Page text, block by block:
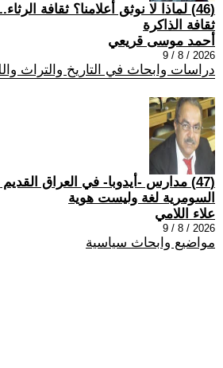
(46) لماذا لا نوثق أعلامنا؟ ثقافة
ثقافة الذاكرة
أحمد موسى قريعي
2026 / 8 / 9
دراسات وابحاث في التاريخ والتراث
(47) مدارس -أيدوبا- في العراق
السومرية لغة وليست هوية
علاء اللامي
2026 / 8 / 9
مواضيع وابحاث سياسية